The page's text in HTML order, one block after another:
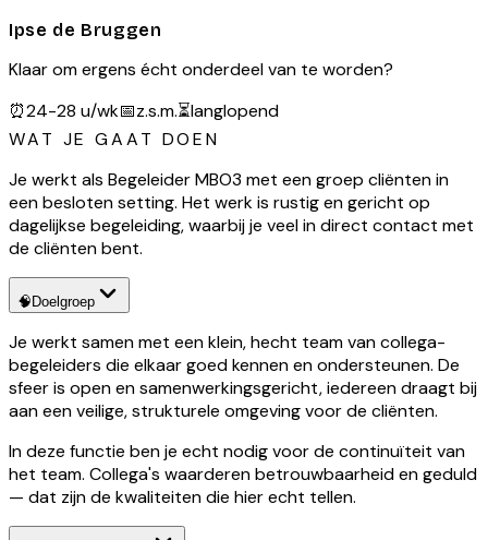
Ipse de Bruggen
Klaar om ergens écht onderdeel van te worden?
⏰24-28 u/wk📅z.s.m.⏳langlopend
WAT JE GAAT DOEN
Je werkt als Begeleider MBO3 met een groep cliënten in
een besloten setting. Het werk is rustig en gericht op
dagelijkse begeleiding, waarbij je veel in direct contact met
de cliënten bent.
🧠 Doelgroep
Je werkt samen met een klein, hecht team van collega-
begeleiders die elkaar goed kennen en ondersteunen. De
sfeer is open en samenwerkingsgericht, iedereen draagt bij
aan een veilige, strukturele omgeving voor de cliënten.
In deze functie ben je echt nodig voor de continuïteit van
het team. Collega's waarderen betrouwbaarheid en geduld
— dat zijn de kwaliteiten die hier echt tellen.